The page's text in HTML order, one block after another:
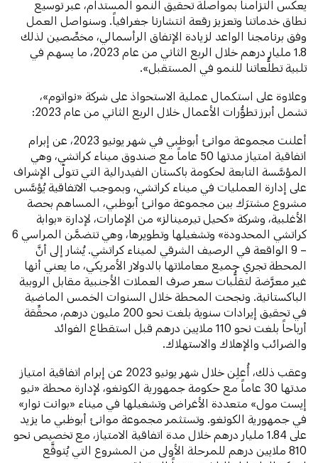
يعكس التزامنا بمواصلة تحقيق النمو المستدام، عبر توسيع
نطاق خدماتنا وتعزيز رقعة انتشارنا جغرافياً. وسنواصل العمل
وفق برنامجنا الواعد لزيادة الإنفاق الرأسمالي، مخصِّصين لذلك
1.8 مليار درهم خلال الربع الثاني من عام 2023، ما يسهم في
تلبية تطلُّعاتنا للنمو في المستقبل».
وعلاوة على استكمال عملية الاستحواذ على شركة «نواتوم»،
تشمل أبرز تطوُّرات الأعمال خلال الربع الثاني من عام 2023:
أعلنت مجموعة موانئ أبوظبي في شهر يونيو 2023، عن إبرام
اتفاقية امتياز مدتها 50 عاماً مع صندوق ميناء كراتشي، وهي
المؤسَّسة التابعة لحكومة باكستان الفيدرالية التي تتولّى الإشراف
على إدارة العمليات في ميناء كراتشي، وبموجب الاتفاقية يُؤسَّس
مشروع مشترَك بين مجموعة موانئ أبوظبي، المساهم بحصة
الأغلبية، وشركة «كحيل تيرمينالز» من الإمارات، لإدارة «بوابة
كراتشي المحدودة» وتشغيلها وتطويرها، وهي تتضمَّن المراسي 6
– 9 الواقعة في الرصيف الشرقي لميناء كراتشي. يُشار إلى أنَّ
المحطة تجري جميع معاملاتها بالدولار الأمريكي، ما يعني أنها
غير معرَّضة لتقلُّبات سعر صرف العملات الأجنبية مقابل الروبية
الباكستانية. ونجحت المحطة خلال السنوات الخمس الماضية
في تحقيق إيرادات سنوية بلغت نحو 200 مليون درهم، محقِّقة
أرباحاً بلغت نحو 110 ملايين درهم قبل استقطاع الفوائد
والضرائب والإهلاك والاستهلاك.
وعقب ذلك، أُعلِن خلال شهر يونيو 2023 عن إبرام اتفاقية امتياز
مدتها 30 عاماً مع حكومة جمهورية الكونغو، لإدارة محطة «نيو
إيست مول» متعددة الأغراض وتشغيلها في ميناء «بوانت نوار»
في جمهورية الكونغو. وتستثمر مجموعة موانئ أبوظبي ما يزيد
على 1.84 مليار درهم خلال مدة اتفاقية الامتياز، مع تخصيص نحو
810 ملايين درهم للمرحلة الأولى من المشروع التي يُتوقَّع